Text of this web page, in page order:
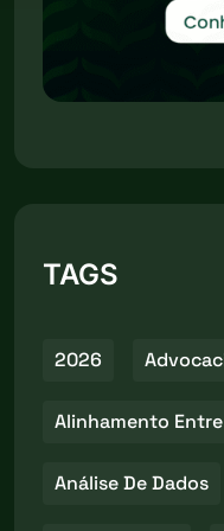
TAGS
2026
Alinhamento
Análise De Dados